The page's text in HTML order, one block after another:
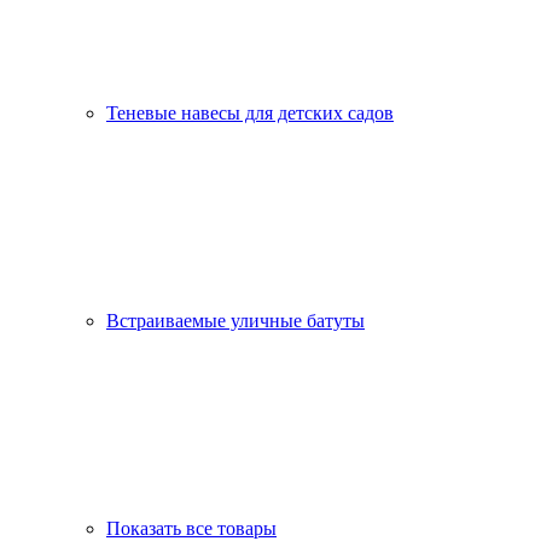
Теневые навесы для детских садов
Встраиваемые уличные батуты
Показать все товары